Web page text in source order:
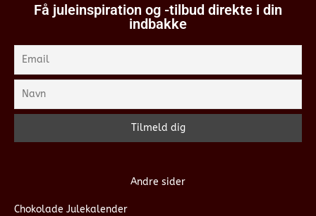
Få juleinspiration og -tilbud direkte i din
indbakke
Andre sider
Chokolade Julekalender